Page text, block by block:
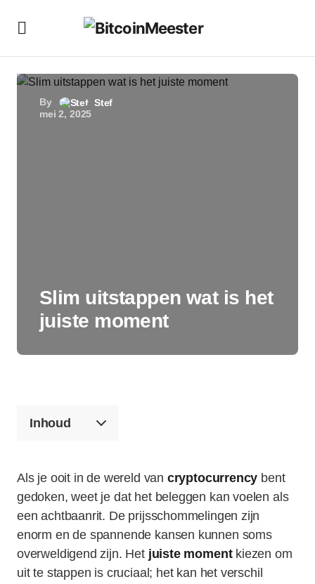
By
Stef
mei 2, 2025
Slim uitstappen wat is het
juiste moment
Inhoud
Als je ooit in de wereld van cryptocurrency bent
gedoken, weet je dat het beleggen kan voelen als
een achtbaanrit. De prijsschommelingen zijn
enorm en de spannende kansen kunnen soms
overweldigend zijn. Het juiste momentkiezen om
uit te stappen is cruciaal; het kan het verschil